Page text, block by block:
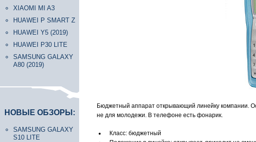
XIAOMI MI A3
HUAWEI P SMART Z
HUAWEI Y5 (2019)
HUAWEI P30 LITE
SAMSUNG GALAXY
A80 (2019)
НОВЫЕ ОБЗОРЫ:
SAMSUNG GALAXY
S10 LITE
Бюджетный аппарат открывающий линейку компании.
не для молодежи. В телефоне есть фонарик.
Класс: бюджетный